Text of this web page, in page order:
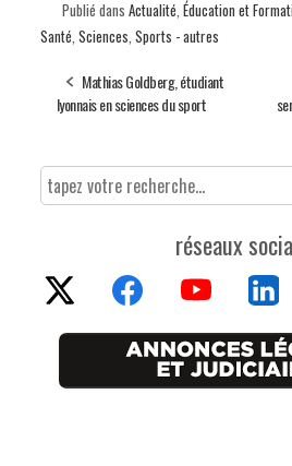
Publié dans Actualité, Éducation et
Santé, Sciences, Sports - autres
Mathias Goldberg, étudiant
lyonnais en sciences du sport
réseaux